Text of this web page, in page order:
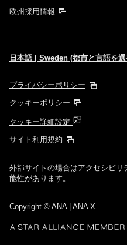
欧州採用情報
日本語 | Sweden (都市と言語を
プライバシーポリシー
クッキーポリシー
クッキー詳細設定
サイト利用規約
外部サイトの場合はアクセシビ
能性があります。
Copyright © ANA | ANA X